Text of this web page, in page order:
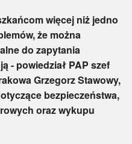
więcej niż jedno
że można
do zapytania
- powiedział PAP szef
Grzegorz Stawowy,
bezpieczeństwa,
oraz wykupu